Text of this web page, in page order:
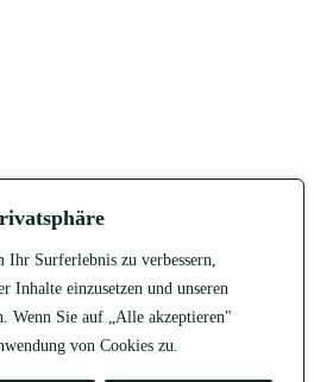
Ihr Surferlebnis zu verbessern,
Inhalte einzusetzen und unseren
Wenn Sie auf „Alle akzeptieren"
von Cookies zu.